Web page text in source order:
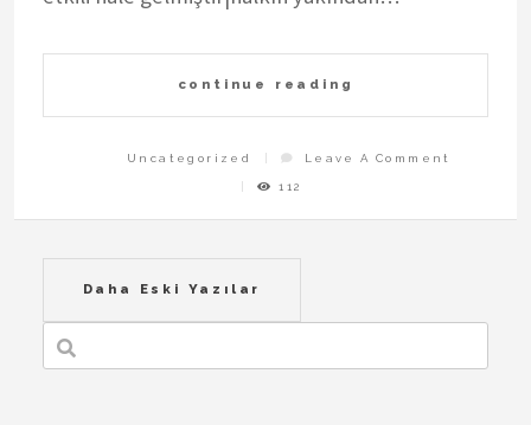
continue reading
Uncategorized Leave A Comment
112
YazıDaha Eski Yazılar